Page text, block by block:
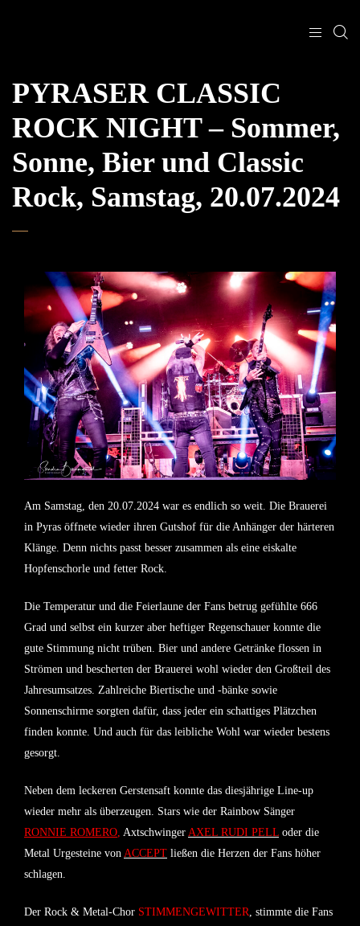
PYRASER CLASSIC
ROCK NIGHT – Sommer,
Sonne, Bier und Classic
Rock, Samstag, 20.07.2024
Am Samstag, den 20.07.2024 war es endlich so weit. Die Brauerei
in Pyras öffnete wieder ihren Gutshof für die Anhänger der härteren
Klänge. Denn nichts passt besser zusammen als eine eiskalte
Hopfenschorle und fetter Rock.
Die Temperatur und die Feierlaune der Fans betrug gefühlte 666
Grad und selbst ein kurzer aber heftiger Regenschauer konnte die
gute Stimmung nicht trüben. Bier und andere Getränke flossen in
Strömen und bescherten der Brauerei wohl wieder den Großteil des
Jahresumsatzes. Zahlreiche Biertische und -bänke sowie
Sonnenschirme sorgten dafür, dass jeder ein schattiges Plätzchen
finden konnte. Und auch für das leibliche Wohl war wieder bestens
gesorgt.
Neben dem leckeren Gerstensaft konnte das diesjährige Line-up
wieder mehr als überzeugen. Stars wie der Rainbow Sänger
RONNIE ROMERO, Axtschwinger AXEL RUDI PELL oder die
Metal Urgesteine von ACCEPT ließen die Herzen der Fans höher
schlagen.
Der Rock & Metal-Chor STIMMENGEWITTER, stimmte die Fans